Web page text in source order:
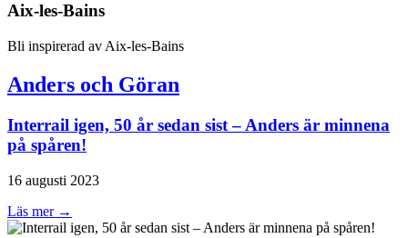
Aix-les-Bains
Bli inspirerad av Aix-les-Bains
Anders och Göran
Interrail igen, 50 år sedan sist – Anders är minnena
på spåren!
16 augusti 2023
Läs mer →